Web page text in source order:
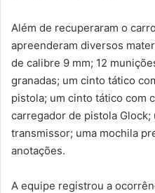
Além de recuperaram o
apreenderam diversos
de calibre 9 mm; 12
granadas; um cinto tático
pistola; um cinto tático com
carregador de pistola Glock;
transmissor; uma mochila
anotações.
A equipe registrou a